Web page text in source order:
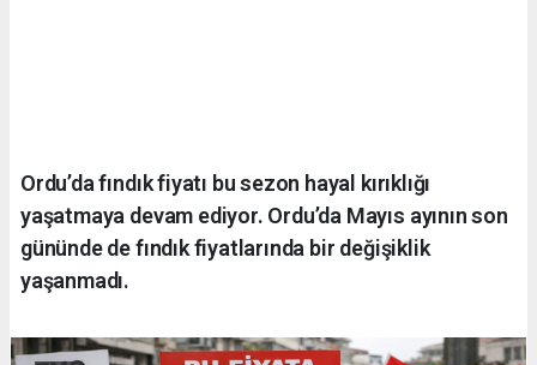
Ordu’da fındık fiyatı bu sezon hayal kırıklığı
yaşatmaya devam ediyor. Ordu’da Mayıs ayının son
gününde de fındık fiyatlarında bir değişiklik
yaşanmadı.